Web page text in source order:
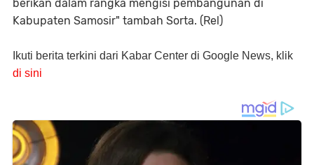
berikan dalam rangka mengisi pembangunan di
Kabupaten Samosir" tambah Sorta. (Rel)
Ikuti berita terkini dari Kabar Center di Google News, klik
di sini